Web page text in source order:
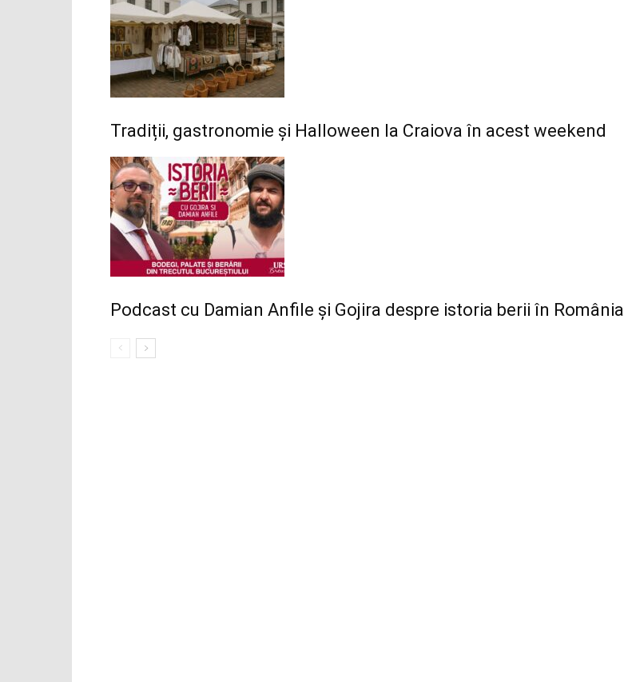
Tradiții, gastronomie și Halloween la Craiova în acest weekend
Podcast cu Damian Anfile și Gojira despre istoria berii în România